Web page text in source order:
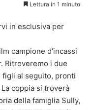
Lettura in 1 minuto
in esclusiva per
campione d’incassi
Ritroveremo i due
figli al seguito, pronti
coppia si troverà
della famiglia Sully,